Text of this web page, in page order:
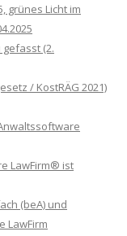
grünes Licht im
(2.
/ KostRÄG 2021)
LawFirm® ist
(beA) und
LawFirm